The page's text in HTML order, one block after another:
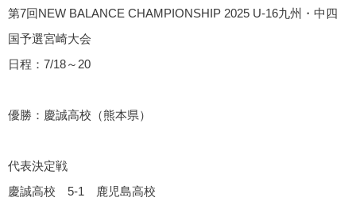
第7回NEW BALANCE CHAMPIONSHIP 2025 U-16九州・中四
国予選宮崎大会
日程：7/18～20
優勝：慶誠高校（熊本県）
代表決定戦
慶誠高校 5-1 鹿児島高校